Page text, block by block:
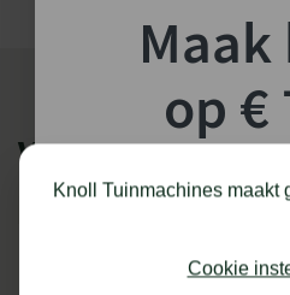
VERGELIJKBARE
Knoll Tuinmachines maakt
Cookie
op €
kans op €75,- te